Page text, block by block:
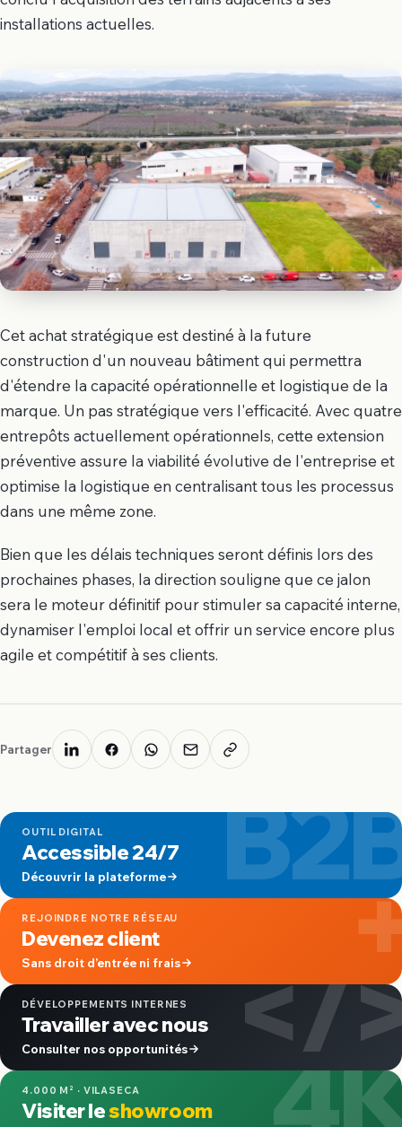
installations actuelles.
Cet achat stratégique est destiné à la future
construction d'un nouveau bâtiment qui permettra
d'étendre la capacité opérationnelle et logistique de la
marque. Un pas stratégique vers l'efficacité. Avec quatre
entrepôts actuellement opérationnels, cette extension
préventive assure la viabilité évolutive de l'entreprise et
optimise la logistique en centralisant tous les processus
dans une même zone.
Bien que les délais techniques seront définis lors des
prochaines phases, la direction souligne que ce jalon
sera le moteur définitif pour stimuler sa capacité interne,
dynamiser l'emploi local et offrir un service encore plus
agile et compétitif à ses clients.
Partager
OUTIL DIGITAL
Accessible 24/7
Découvrir la plateforme
REJOINDRE NOTRE RÉSEAU
Devenez client
Sans droit d’entrée ni frais </
DÉVELOPPEMENTS INTERNES
Travailler avec nous
Consulter nos opportunités
4.000 M² · VILASECA
Visiter leshowroom